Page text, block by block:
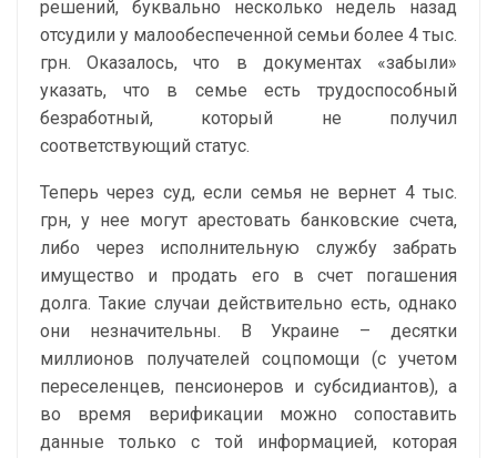
решений, буквально несколько недель назад
отсудили у малообеспеченной семьи более 4 тыс.
грн. Оказалось, что в документах «забыли»
указать, что в семье есть трудоспособный
безработный, который не получил
соответствующий статус.
Теперь через суд, если семья не вернет 4 тыс.
грн, у нее могут арестовать банковские счета,
либо через исполнительную службу забрать
имущество и продать его в счет погашения
долга. Такие случаи действительно есть, однако
они незначительны. В Украине – десятки
миллионов получателей соцпомощи (с учетом
переселенцев, пенсионеров и субсидиантов), а
во время верификации можно сопоставить
данные только с той информацией, которая